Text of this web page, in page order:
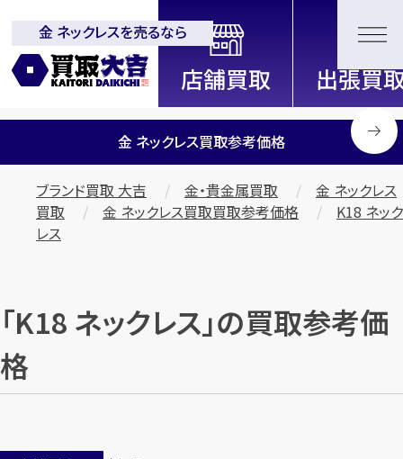
全国2200店舗以上展開中！
信頼と実績の買取専門店「買取大
吉」
金 ネックレスを売るなら
金 ネックレス買取参考価格
ブランド買取 大吉 金・貴金属買取
金 ネックレス
買取
金 ネックレス買取買取参考価格
K18 ネック
レス
「K18 ネックレス」の買取参考価
格